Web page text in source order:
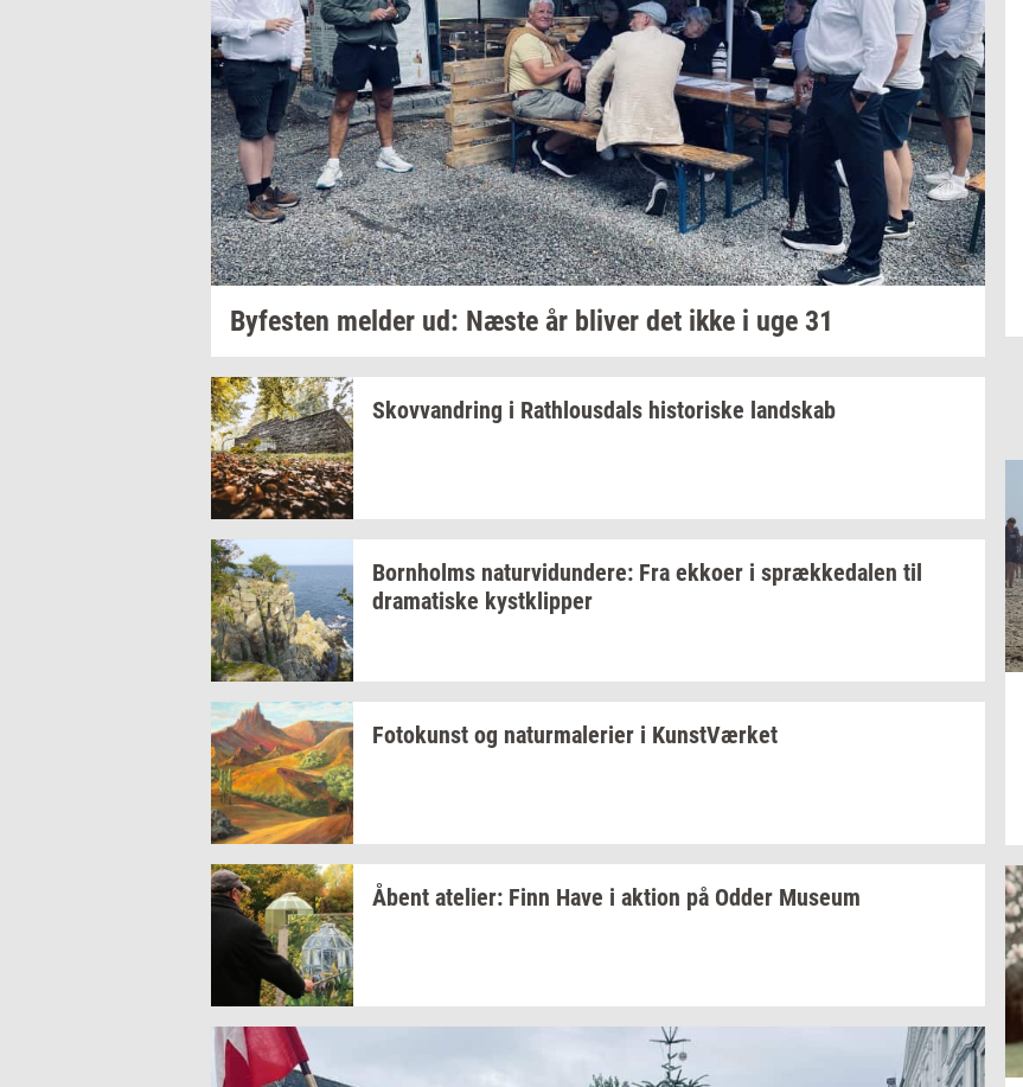
By­fe­sten mel­der ud: Næste år bli­ver det ikke i uge 31
Sko­vvan­dring i Rat­hlous­dals hi­sto­ri­ske land­skab
Born­holms na­tur­vi­dun­de­re: Fra ek­ko­er i spræk­ke­da­len til
dra­ma­ti­ske kyst­klip­per
Fo­to­kunst og na­tur­ma­le­ri­er i Kunst­Vær­ket
Åbent ate­li­er: Finn Have i ak­tion på Odder Mu­se­um